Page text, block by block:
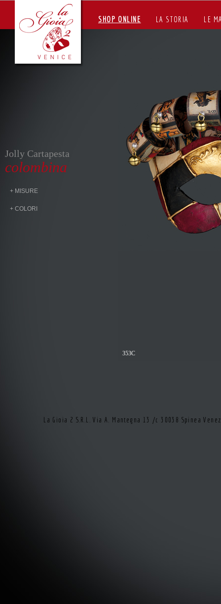
SHOP ONLINE LA STORIA LE
Jolly Cartapesta
colombina
+ MISURE
+ COLORI
353C
La Gioia 2 S.R.L. Via A. Mantegna 13 /c 30038 Spinea